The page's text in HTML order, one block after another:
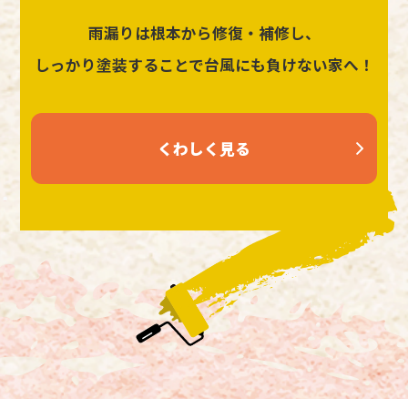
雨漏りは根本から修復・補修し、
しっかり塗装することで台風にも負けない家へ！
くわしく見る